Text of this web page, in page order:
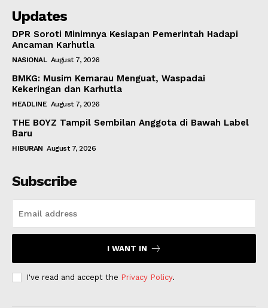
Updates
DPR Soroti Minimnya Kesiapan Pemerintah Hadapi
Ancaman Karhutla
NASIONAL August 7, 2026
BMKG: Musim Kemarau Menguat, Waspadai
Kekeringan dan Karhutla
HEADLINE August 7, 2026
THE BOYZ Tampil Sembilan Anggota di Bawah Label
Baru
HIBURAN August 7, 2026
Subscribe
I WANT IN
I've read and accept the Privacy Policy.